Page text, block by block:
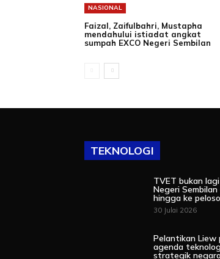
NASIONAL
Faizal, Zaifulbahri, Mustapha
mendahului istiadat angkat
sumpah EXCO Negeri Sembilan
TEKNOLOGI
TVET bukan
Negeri
hingga ke
30 Julai 2026
Pelantikan Liew
agenda
strategik